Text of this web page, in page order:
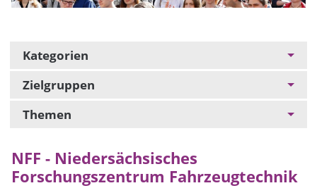
Kategorien
Zielgruppen
Themen
NFF - Niedersächsisches
Forschungszentrum Fahrzeugtechnik